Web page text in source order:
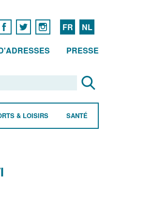
FR NL
PRESSE
& LOISIRS SANTÉ